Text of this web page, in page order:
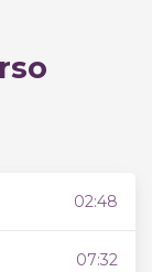
02:48
07:32